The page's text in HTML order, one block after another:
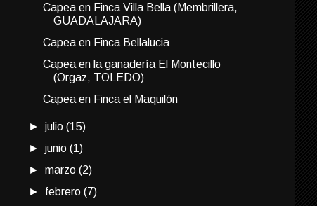
Capea en Finca Villa Bella (Membrillera,
GUADALAJARA)
Capea en Finca Bellalucia
Capea en la ganadería El Montecillo
(Orgaz, TOLEDO)
Capea en Finca el Maquilón
►julio(15)
►junio(1)
►marzo(2)
► febrero(7)